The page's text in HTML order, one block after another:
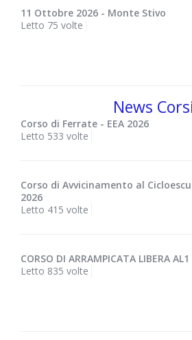
11 Ottobre 2026 - Monte Stivo
Letto 75 volte
News Corsi
Corso di Ferrate - EEA 2026
Letto 533 volte
Corso di Avvicinamento al
2026
Letto 415 volte
CORSO DI ARRAMPICATA LIBERA
Letto 835 volte